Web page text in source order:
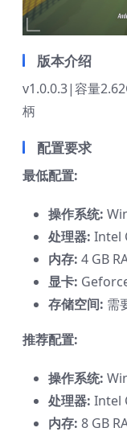
版本介绍
v1.0.0.3|容量
柄
配置要求
最低配置:
操作系统:
处理器: Intel
内存: 4 GB
显卡:
存储空间: 需
推荐配置:
操作系统:
处理器: Intel
内存: 8 GB